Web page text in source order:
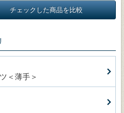
チェックした商品を比較
＜薄手＞